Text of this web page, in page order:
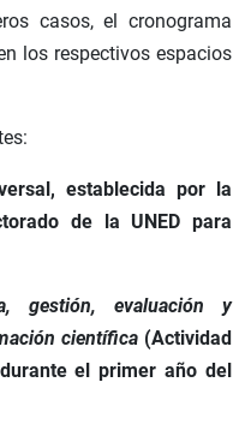
casos, el cronograma
los respectivos espacios
establecida por la
de la UNED para
gestión, evaluación y
científica (Actividad
el primer año del